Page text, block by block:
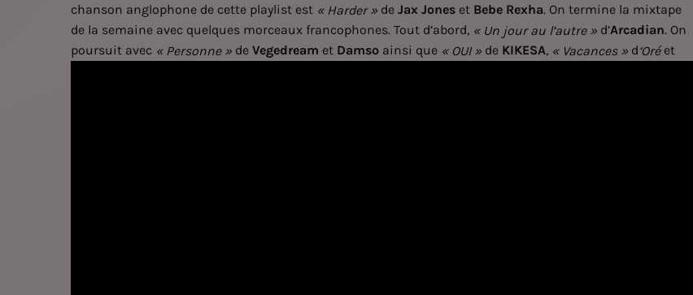
chanson anglophone de cette playlist est « Harder » de Jax Jones et Bebe Rexha. On termine la mixtape
de la semaine avec quelques morceaux francophones. Tout d’abord, « Un jour au l’autre » d’Arcadian. On
poursuit avec « Personne » de Vegedream et Damso ainsi que « OUI » de KIKESA, « Vacances » d‘Oré et